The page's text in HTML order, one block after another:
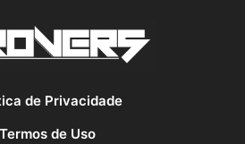
de Privacidade
Termos de Uso